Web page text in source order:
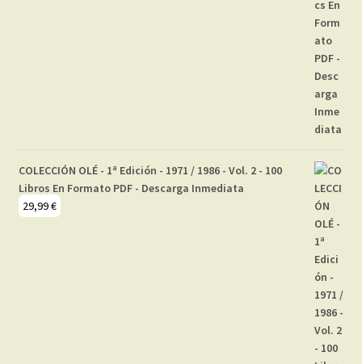
COLECCIÓN OLÉ - 1ª Edición - 1971 / 1986 - Vol. 2 - 100
Libros En Formato PDF - Descarga Inmediata
29,99€